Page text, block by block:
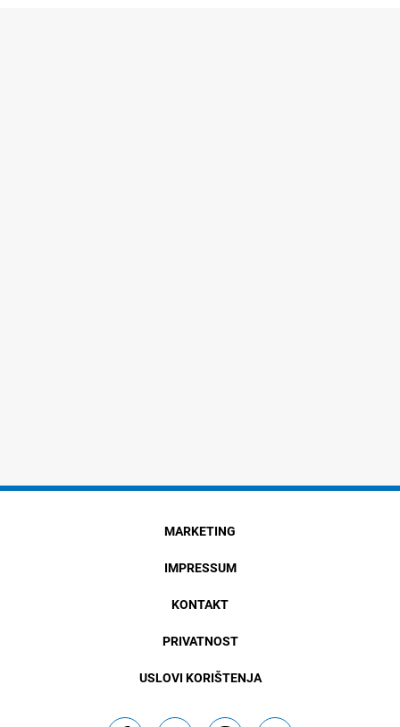
MARKETING
IMPRESSUM
KONTAKT
PRIVATNOST
USLOVI KORIŠTENJA